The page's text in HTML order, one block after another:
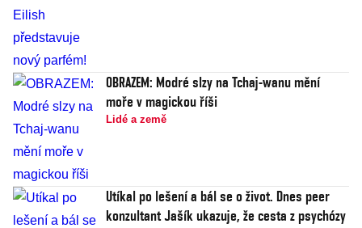
OBRAZEM: Modré slzy na Tchaj-wanu mění
moře v magickou říši
Lidé a země
Utíkal po lešení a bál se o život. Dnes peer
konzultant Jašík ukazuje, že cesta z psychózy